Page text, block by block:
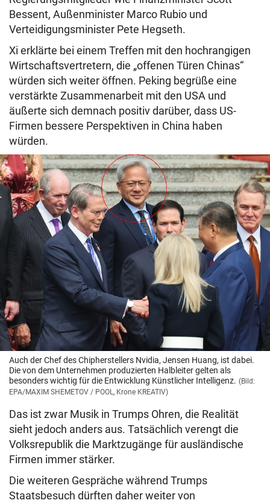
Bessent, Außenminister Marco Rubio und
Verteidigungsminister Pete Hegseth.
Xi erklärte bei einem Treffen mit den hochrangigen
Wirtschaftsvertretern, die „offenen Türen Chinas“
würden sich weiter öffnen. Peking begrüße eine
verstärkte Zusammenarbeit mit den USA und
äußerte sich demnach positiv darüber, dass US-
Firmen bessere Perspektiven in China haben
würden.
Auch der Chef des Chipherstellers Nvidia, Jensen Huang, ist dabei.
Die von dem Unternehmen produzierten Halbleiter gelten als
besonders wichtig für die Entwicklung Künstlicher Intelligenz. (Bild:
EPA/MAXIM SHEMETOV / POOL, Krone KREATIV)
Das ist zwar Musik in Trumps Ohren, die Realität
sieht jedoch anders aus. Tatsächlich verengt die
Volksrepublik die Marktzugänge für ausländische
Firmen immer stärker.
Die weiteren Gespräche während Trumps
Staatsbesuch dürften daher weiter von